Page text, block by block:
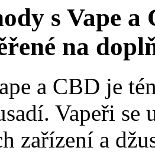
s Vape
na
a CBD je
Vapeři se
zařízení a